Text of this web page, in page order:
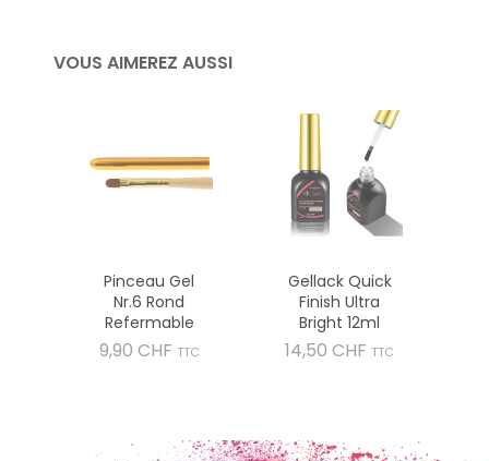
VOUS AIMEREZ AUSSI
Pinceau Gel
Nr.6 Rond
Refermable
9,90 CHF Prix
TTC
Gellack Quick
Finish Ultra
Bright 12ml
14,50 CHF Prix
TTC